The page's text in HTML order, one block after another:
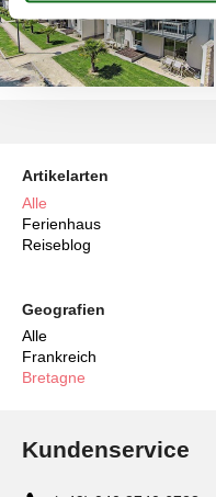
Artikelarten
Alle
Ferienhaus
Reiseblog
Geografien
Alle
Frankreich
Bretagne
Kundenservice